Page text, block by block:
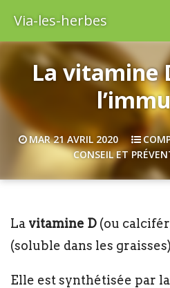
Via-les-herbes
La vitamine
MAR 21 AVRIL 2020
CONSEIL ET
La vitamine D (ou
(soluble dans les
Elle est synthétisée par